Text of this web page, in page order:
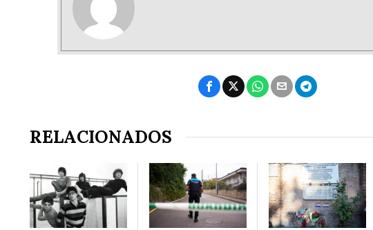
RELACIONADOS